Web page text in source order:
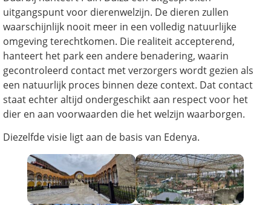
uitgangspunt voor dierenwelzijn. De dieren zullen
waarschijnlijk nooit meer in een volledig natuurlijke
omgeving terechtkomen. Die realiteit accepterend,
hanteert het park een andere benadering, waarin
gecontroleerd contact met verzorgers wordt gezien als
een natuurlijk proces binnen deze context. Dat contact
staat echter altijd ondergeschikt aan respect voor het
dier en aan voorwaarden die het welzijn waarborgen.
Diezelfde visie ligt aan de basis van Edenya.